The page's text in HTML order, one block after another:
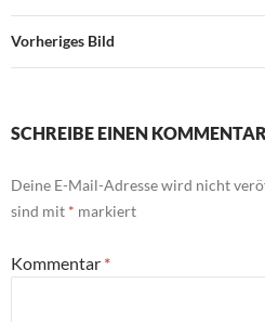
Vorheriges Bild
SCHREIBE EINEN KOMMENTAR
Deine E-Mail-Adresse wird nicht
sind mit * markiert
Kommentar *